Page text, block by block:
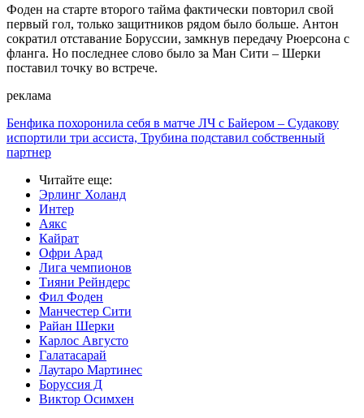
Фоден на старте второго тайма фактически повторил свой
первый гол, только защитников рядом было больше. Антон
сократил отставание Боруссии, замкнув передачу Рюерсона с
фланга. Но последнее слово было за Ман Сити – Шерки
поставил точку во встрече.
реклама
Бенфика похоронила себя в матче ЛЧ с Байером – Судакову
испортили три ассиста, Трубина подставил собственный
партнер
Читайте еще:
Эрлинг Холанд
Интер
Аякс
Кайрат
Офри Арад
Лига чемпионов
Тияни Рейндерс
Фил Фоден
Манчестер Сити
Райан Шерки
Карлос Августо
Галатасарай
Лаутаро Мартинес
Боруссия Д
Виктор Осимхен